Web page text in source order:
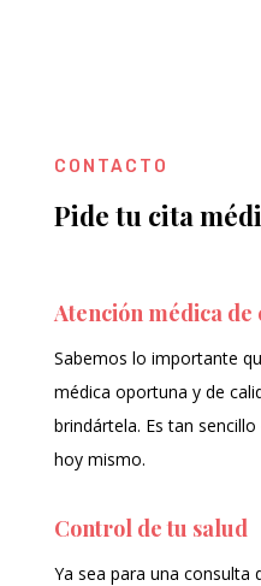
CONTACTO
Pide tu cita
Atención médica de
Sabemos lo importante
médica oportuna y de
brindártela. Es tan
hoy mismo.
Control de tu salud
Ya sea para una consulta